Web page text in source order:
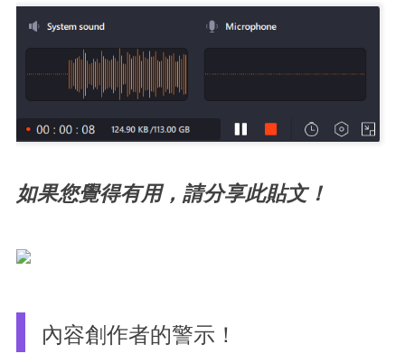
如果您覺得有用，請分享此貼文！
內容創作者的警示！